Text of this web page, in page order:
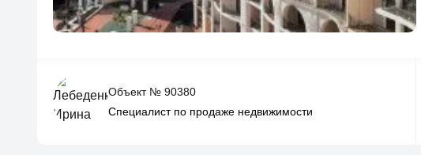
Объект № 90380
Специалист по продаже недвижимости